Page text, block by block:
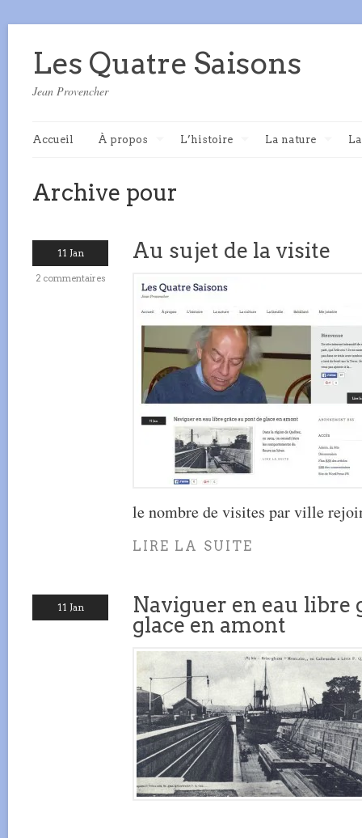
Les Quatre Saisons
Jean Provencher
Accueil À propos L’histoire La nature
Archive pour
11 Jan
2 commentaires
Au sujet de la visite
le nombre de visites par ville
LIRE LA SUITE
11 Jan
Naviguer en eau libre
glace en amont